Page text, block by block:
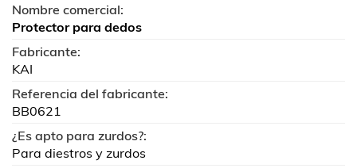
Nombre comercial:
Protector para dedos
Fabricante:
KAI
Referencia del fabricante:
BB0621
¿Es apto para zurdos?:
Para diestros y zurdos